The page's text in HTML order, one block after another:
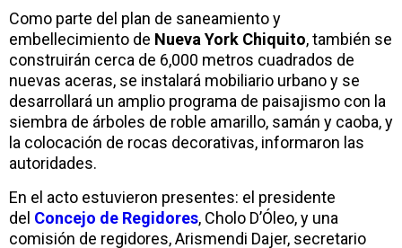
Como parte del plan de saneamiento y
embellecimiento de Nueva York Chiquito, también se
construirán cerca de 6,000 metros cuadrados de
nuevas aceras, se instalará mobiliario urbano y se
desarrollará un amplio programa de paisajismo con la
siembra de árboles de roble amarillo, samán y caoba, y
la colocación de rocas decorativas, informaron las
autoridades.
En el acto estuvieron presentes: el presidente
del Concejo de Regidores, Cholo D’Óleo, y una
comisión de regidores, Arismendi Dajer, secretario